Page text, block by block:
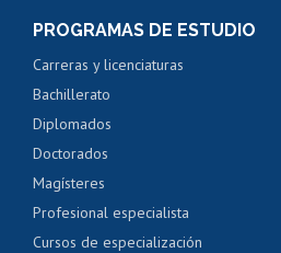
PROGRAMAS DE ESTUDIO
Carreras y licenciaturas
Bachillerato
Diplomados
Doctorados
Magísteres
Profesional especialista
Cursos de especialización